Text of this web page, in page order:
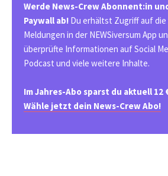
Werde News-Crew Abonnent:in
Paywall ab! Du erhältst Zugriff auf
Meldungen in der NEWSiversum App
überprüfte Informationen auf Social
Podcast und viele weitere Inhalte.
Im Jahres-Abo sparst du aktuell 12
Wähle jetzt dein News-Crew Abo!